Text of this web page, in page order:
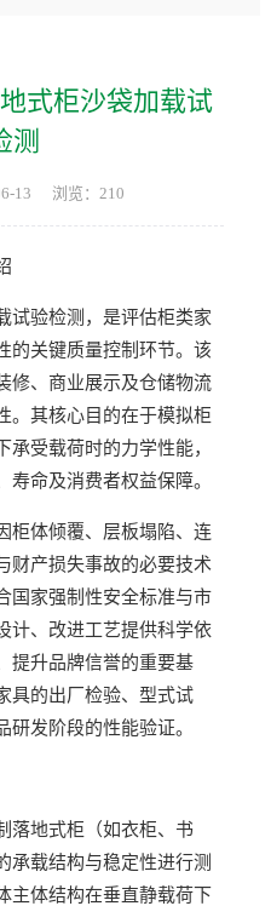
式柜沙袋加载试
测
13 浏览：210
试验检测，是评估柜类家
的关键质量控制环节。该
修、商业展示及仓储物流
。其核心目的在于模拟柜
受载荷时的力学性能，
命及消费者权益保障。
柜体倾覆、层板塌陷、连
财产损失事故的必要技术
国家强制性安全标准与市
计、改进工艺提供科学依
提升品牌信誉的重要基
具的出厂检验、型式试
发阶段的性能验证。
落地式柜（如衣柜、书
承载结构与稳定性进行测
主体结构在垂直静载荷下